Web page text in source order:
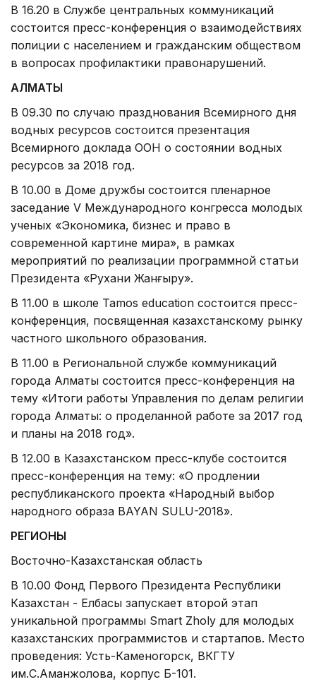
В 16.20 в Службе центральных коммуникаций
состоится пресс-конференция о взаимодействиях
полиции с населением и гражданским обществом
в вопросах профилактики правонарушений.
АЛМАТЫ
В 09.30 по случаю празднования Всемирного дня
водных ресурсов состоится презентация
Всемирного доклада ООН о состоянии водных
ресурсов за 2018 год.
В 10.00 в Доме дружбы состоится пленарное
заседание V Международного конгресса молодых
ученых «Экономика, бизнес и право в
современной картине мира», в рамках
мероприятий по реализации программной статьи
Президента «Рухани Жанғыру».
В 11.00 в школе Tamos education состоится пресс-
конференция, посвященная казахстанскому рынку
частного школьного образования.
В 11.00 в Региональной службе коммуникаций
города Алматы состоится пресс-конференция на
тему «Итоги работы Управления по делам религии
города Алматы: о проделанной работе за 2017 год
и планы на 2018 год».
В 12.00 в Казахстанском пресс-клубе состоится
пресс-конференция на тему: «О продлении
республиканского проекта «Народный выбор
народного образа BAYAN SULU-2018».
РЕГИОНЫ
Восточно-Казахстанская область
В 10.00 Фонд Первого Президента Республики
Казахстан - Елбасы запускает второй этап
уникальной программы Smart Zholy для молодых
казахстанских программистов и стартапов. Место
проведения: Усть-Каменогорск, ВКГТУ
им.С.Аманжолова, корпус Б-101.